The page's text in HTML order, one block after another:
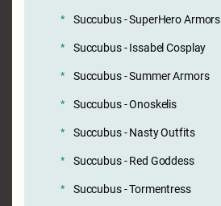
Succubus - SuperHero Armors
Succubus - Issabel Cosplay
Succubus - Summer Armors
Succubus - Onoskelis
Succubus - Nasty Outfits
Succubus - Red Goddess
Succubus - Tormentress